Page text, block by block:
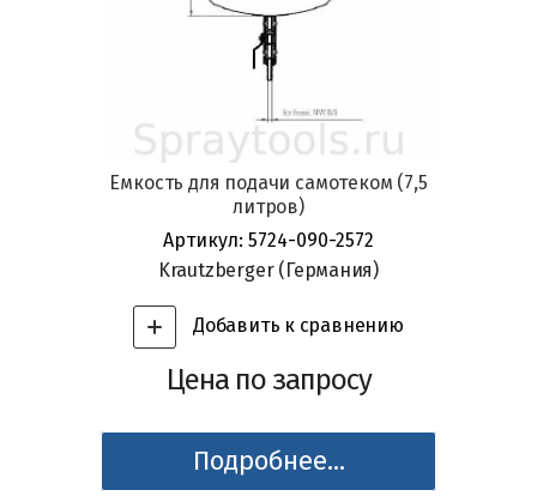
Емкость для подачи самотеком (7,5
литров)
Артикул: 5724-090-2572
Krautzberger (Германия)
Добавить к сравнению
Цена по запросу
Подробнее...